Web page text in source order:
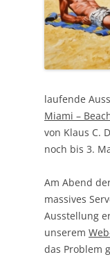
laufende
Miami –
von Klaus C.
noch bis 3.
Am Abend
massives
Ausstellung
unserem
das Problem